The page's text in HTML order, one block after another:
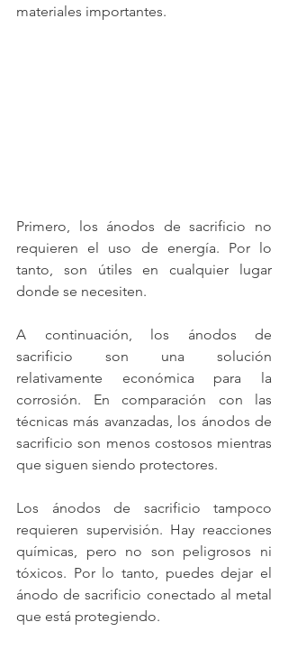
materiales importantes.
Primero, los ánodos de sacrificio no
requieren el uso de energía. Por lo
tanto, son útiles en cualquier lugar
donde se necesiten.
A continuación, los ánodos de
sacrificio son una solución
relativamente económica para la
corrosión. En comparación con las
técnicas más avanzadas, los ánodos de
sacrificio son menos costosos mientras
que siguen siendo protectores.
Los ánodos de sacrificio tampoco
requieren supervisión. Hay reacciones
químicas, pero no son peligrosos ni
tóxicos. Por lo tanto, puedes dejar el
ánodo de sacrificio conectado al metal
que está protegiendo.